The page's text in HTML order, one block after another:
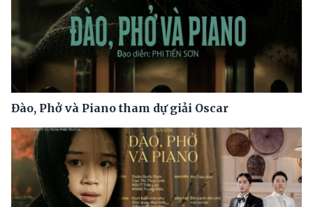
Đào, Phở và Piano tham dự giải Oscar